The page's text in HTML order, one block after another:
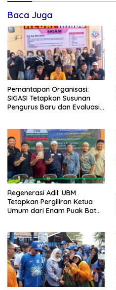
Baca Juga
Pemantapan Organisasi:
SIGASI Tetapkan Susunan
Pengurus Baru dan Evaluasi
Regenerasi Adil: UBM
Tetapkan Pergiliran Ketua
Umum dari Enam Puak Batak